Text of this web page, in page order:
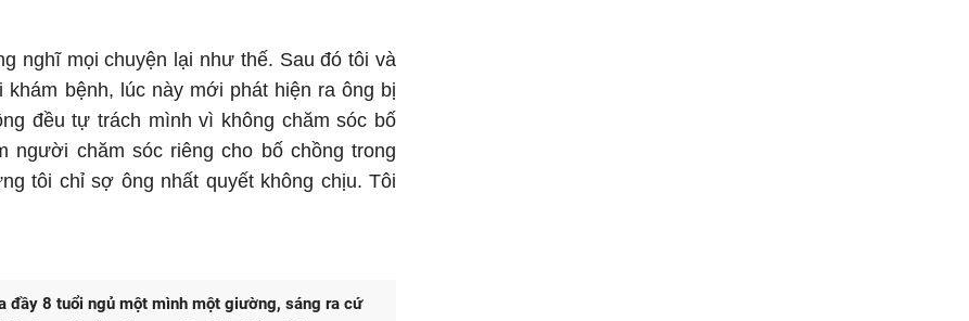
nghĩ mọi chuyện lại như thế. Sau đó tôi và
bệnh, lúc này mới phát hiện ra ông bị
đều tự trách mình vì không chăm sóc bố
người chăm sóc riêng cho bố chồng trong
tôi chỉ sợ ông nhất quyết không chịu. Tôi
đầy 8 tuổi ngủ một mình một giường, sáng ra cứ